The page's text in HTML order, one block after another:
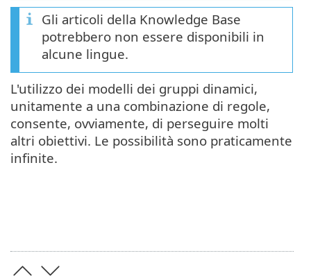
Gli articoli della Knowledge Base
potrebbero non essere disponibili in
alcune lingue.
L'utilizzo dei modelli dei gruppi dinamici,
unitamente a una combinazione di regole,
consente, ovviamente, di perseguire molti
altri obiettivi. Le possibilità sono praticamente
infinite.